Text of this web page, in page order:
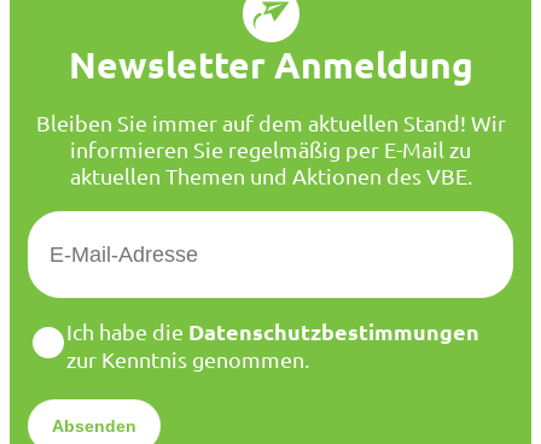
Newsletter Anmeldung
Bleiben Sie immer auf dem aktuellen Stand! Wir
informieren Sie regelmäßig per E-Mail zu
aktuellen Themen und Aktionen des VBE.
E
M
*
D
a
e
n
Ich habe die Datenschutzbestimmungen
zur Kenntnis genommen.